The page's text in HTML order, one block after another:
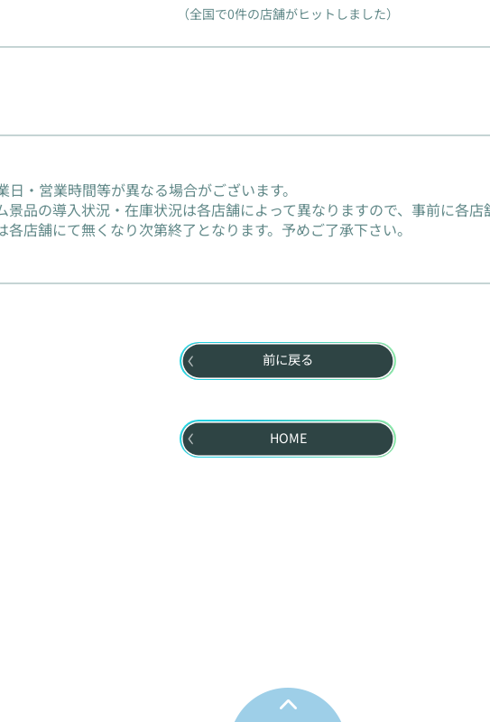
（全国で0件の店舗がヒットしました）
・営業時間等が異なる場合がございます。
景品の導入状況・在庫状況は各店舗によって異なりますので、事前に各店
各店舗にて無くなり次第終了となります。予めご了承下さい。
前に戻る
HOME